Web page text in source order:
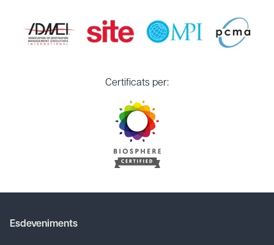
Certificats per:
Esdeveniments